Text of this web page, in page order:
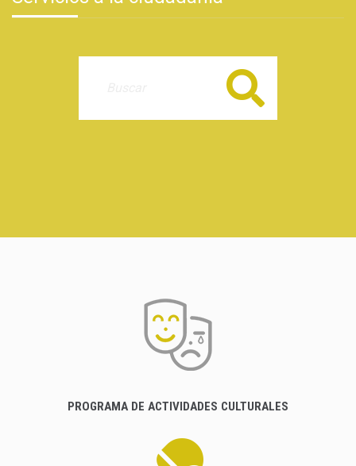
Buscar
PROGRAMA DE ACTIVIDADES CULTURALES